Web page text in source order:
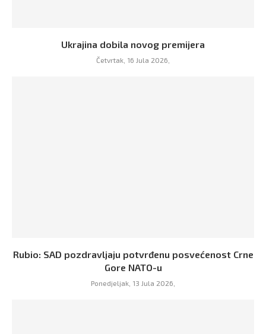
Ukrajina dobila novog premijera
Četvrtak, 16 Jula 2026,
Rubio: SAD pozdravljaju potvrđenu posvećenost Crne
Gore NATO-u
Ponedjeljak, 13 Jula 2026,